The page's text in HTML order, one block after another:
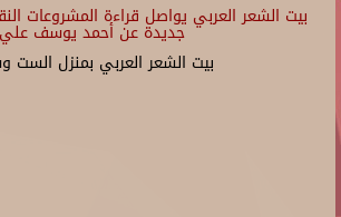
بيت الشعر العربي يواصل قراءة المشروعات
جديدة عن أحمد يوسف علي
بيت الشعر العربي بمنزل الست